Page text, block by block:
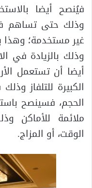
فيُنصح أيضا
وذلك حتى تساهم
غير مستخدمة؛
وذلك بالزيادة في
أيضا أن تستعمل
الكبيرة للتلفاز
الحجم، فسينصح
ملائمة للأماكن
الوقت، أو المزاج.